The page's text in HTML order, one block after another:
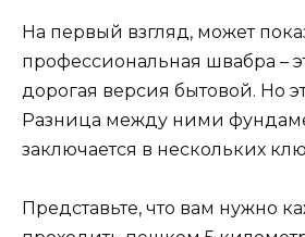
На первый взгляд, может
профессиональная швабра –
дорогая версия бытовой. Но
Разница между ними
заключается в нескольких
Представьте, что вам нужно